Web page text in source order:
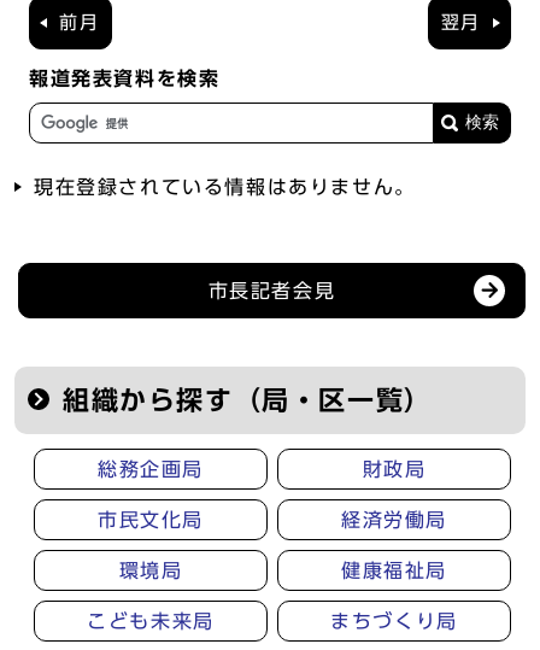
前月 翌月
報道発表資料を検索
現在登録されている情報はありません。
市長記者会見
組織から探す（局・区一覧）
総務企画局 財政局
市民文化局 経済労働局
環境局 健康福祉局
こども未来局 まちづくり局